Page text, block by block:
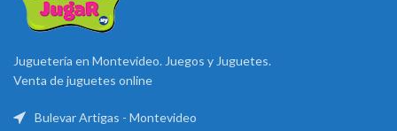
Juguetería en Montevideo. Juegos y Juguetes.
Venta de juguetes online
Bulevar Artigas - Montevideo